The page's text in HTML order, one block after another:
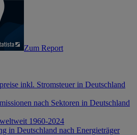
Zum Report
inkl. Stromsteuer in Deutschland
nach Sektoren in Deutschland
1960-2024
in Deutschland nach Energieträger